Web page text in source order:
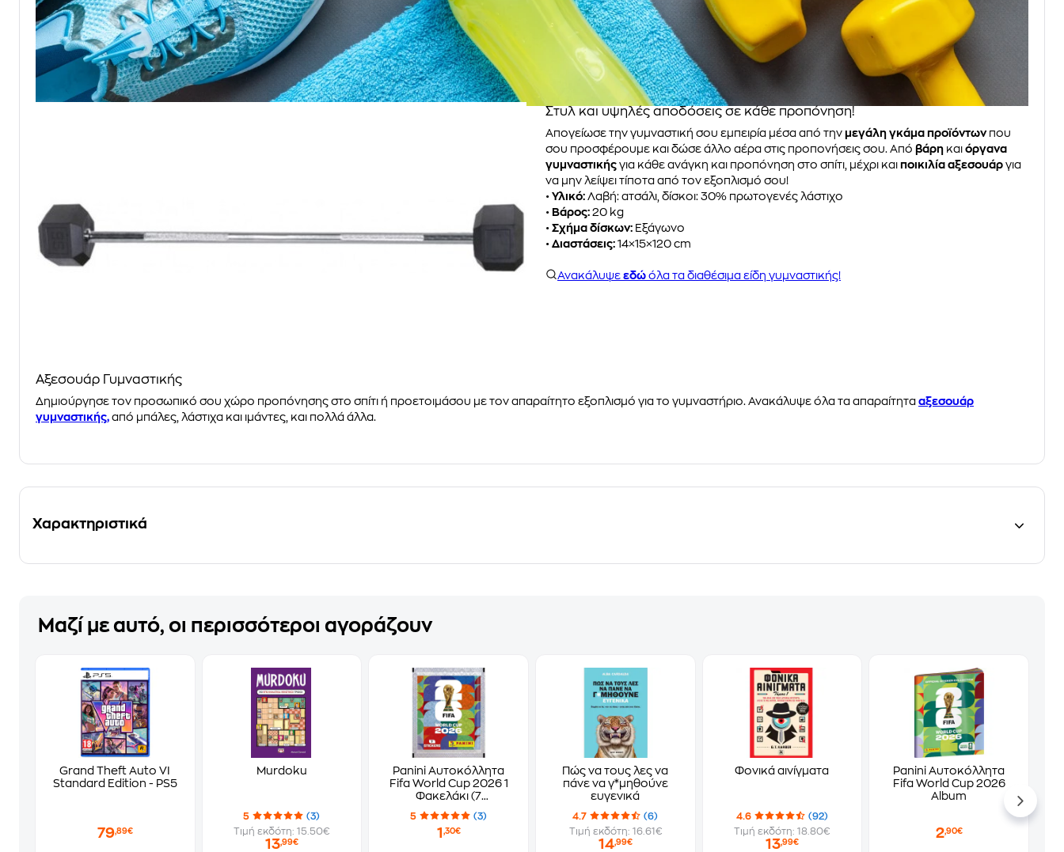
Στυλ και υψηλές αποδόσεις σε κάθε προπόνηση!
Απογείωσε την γυμναστική σου εμπειρία μέσα από την μεγάλη γκάμα προϊόντωνπου
σου προσφέρουμε και δώσε άλλο αέρα στις προπονήσεις σου. Από βάρη και όργανα
γυμναστικής για κάθε ανάγκη και προπόνηση στο σπίτι, μέχρι και ποικιλία αξεσουάρ για
να μην λείψει τίποτα από τον εξοπλισμό σου!
• Υλικό: Λαβή: ατσάλι, δίσκοι: 30% πρωτογενές λάστιχο
• Βάρος: 20 kg
• Σχήμα δίσκων: Εξάγωνο
• Διαστάσεις: 14×15×120 cm
Ανακάλυψε εδώ όλα τα διαθέσιμα είδη γυμναστικής!
Αξεσουάρ Γυμναστικής
Δημιούργησε τον προσωπικό σου χώρο προπόνησης στο σπίτι ή προετοιμάσου με τον απαραίτητο εξοπλισμό για το γυμναστήριο. Ανακάλυψε όλα τα απαραίτητα αξεσουάρ
γυμναστικής, από μπάλες, λάστιχα και ιμάντες, και πολλά άλλα.
Χαρακτηριστικά
Μαζί με αυτό, οι περισσότεροι αγοράζουν
Grand Theft Auto VI
Standard Edition - PS5
79,89€
Murdoku
5
(3)
Τιμή εκδότη: 15.50€
13,99€
Panini Αυτοκόλλητα
Fifa World Cup 2026 1
Φακελάκι (7
Αυτοκόλλητα)
5 (3)
1 ,30€
Πώς να τους λες να
πάνε να γ*μηθούνε
ευγενικά
4.7
(6)
Τιμή εκδότη: 16.61€
14,99€
Φονικά αινίγματα
4.6
(92)
Τιμή εκδότη: 18.80€
13,99€
Panini Αυτοκόλλητα
Fifa World Cup 2026
Album
2,90€